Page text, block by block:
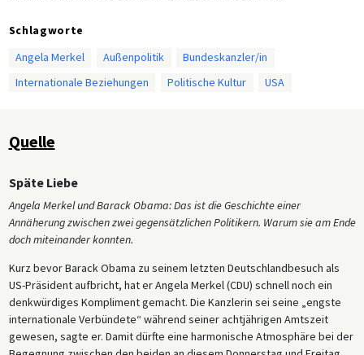
Schlagworte
Angela Merkel
Außenpolitik
Bundeskanzler/in
Internationale Beziehungen
Politische Kultur USA
Quelle
Späte Liebe
Angela Merkel und Barack Obama: Das ist die Geschichte einer
Annäherung zwischen zwei gegensätzlichen Politikern. Warum sie am Ende
doch miteinander konnten.
Kurz bevor Barack Obama zu seinem letzten Deutschlandbesuch als
US-Präsident aufbricht, hat er Angela Merkel (CDU) schnell noch ein
denkwürdiges Kompliment gemacht. Die Kanzlerin sei seine „engste
internationale Verbündete“ während seiner achtjährigen Amtszeit
gewesen, sagte er. Damit dürfte eine harmonische Atmosphäre bei der